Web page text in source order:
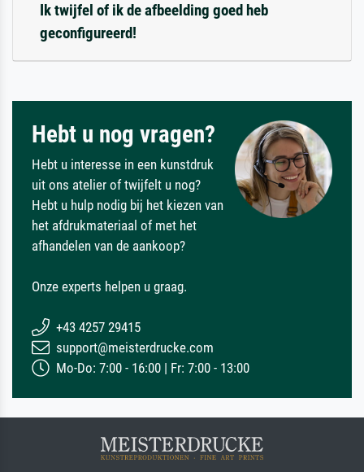
Ik twijfel of ik de afbeelding goed heb
geconfigureerd!
Hebt u nog vragen?
Hebt u interesse in een kunstdruk
uit ons atelier of twijfelt u nog?
Hebt u hulp nodig bij het kiezen van
het afdrukmateriaal of met het
afhandelen van de aankoop?
Onze experts helpen u graag.
+43 4257 29415
support@meisterdrucke.com
Mo-Do: 7:00 - 16:00 | Fr: 7:00 - 13:00